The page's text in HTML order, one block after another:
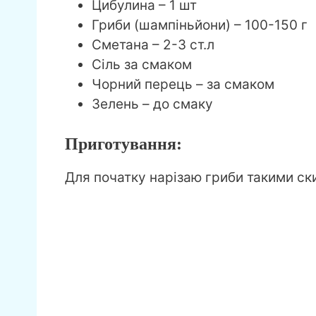
Цибулина – 1 шт
Гриби (шампіньйони) – 100-150 г
Сметана – 2-3 ст.л
Сіль за смаком
Чорний перець – за смаком
Зелень – до смаку
Приготування:
Для початку нарізаю гриби такими